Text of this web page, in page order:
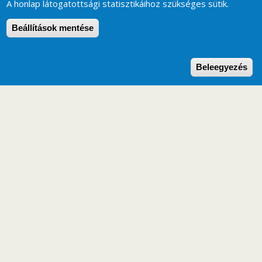
A honlap látogatottsági statisztikáihoz szükséges sütik.
Beállítások mentése
Beleegyezés